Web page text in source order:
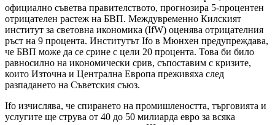
официално съветва правителството, прогнозира 5-процентен
отрицателен растеж на БВП. Междувременно Килският
институт за световна икономика (IfW) оценява отрицателния
ръст на 9 процента. Институтът Ifo в Мюнхен предупреждава,
че БВП може да се срине с цели 20 процента. Това би било
равносилно на икономически срив, съпоставим с кризите,
които Източна и Централна Европа преживяха след
разпадането на Съветския съюз.
Ifo изчислява, че спирането на промишлеността, търговията и
услугите ще струва от 40 до 50 милиарда евро за всяка